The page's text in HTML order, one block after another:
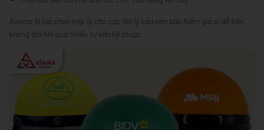
Asama là lựa chọn hợp lý cho các đại lý cần nón bảo hiểm giá sỉ dễ bán
không đòi hỏi quá nhiều tư vấn kỹ thuật.